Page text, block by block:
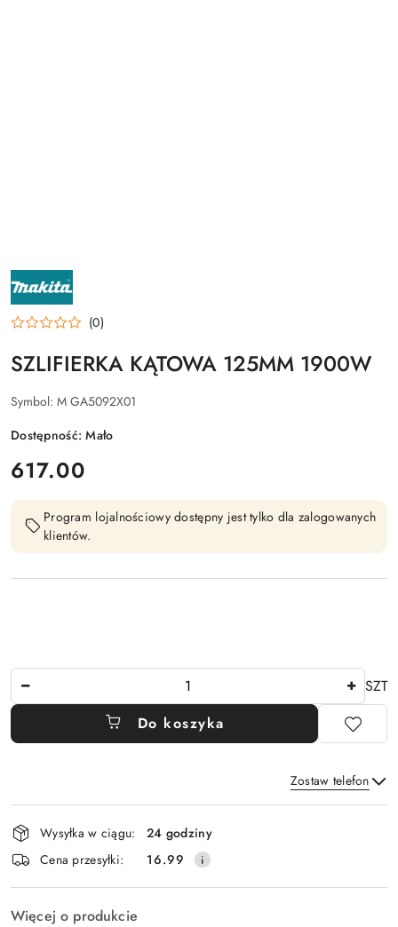
NAZWA
PRODUCENTA:
(0)
SZLIFIERKA KĄTOWA 125MM 1900W
Symbol: M GA5092X01
Dostępność:Mało
cena:
617.00
Program lojalnościowy dostępny jest tylko dla zalogowanych
klientów.
SZT
Do koszyka
Zostaw telefon
Wyślij
Dostępność
i
dostawa
Wysyłka w ciągu:
24 godziny
Cena przesyłki:
16.99
Więcej o produkcie